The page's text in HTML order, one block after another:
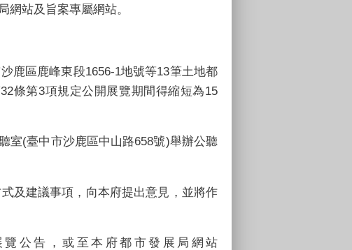
網站及旨案專屬網站。
鹿區鹿峰東段1656-1地號等13筆土地都
32條第3項規定公開展覽期間得縮短為15
室(臺中市沙鹿區中山路658號)舉辦公聽
及建議事項，向本府提出意見，並將作
公告，或至本府都市發展局網站